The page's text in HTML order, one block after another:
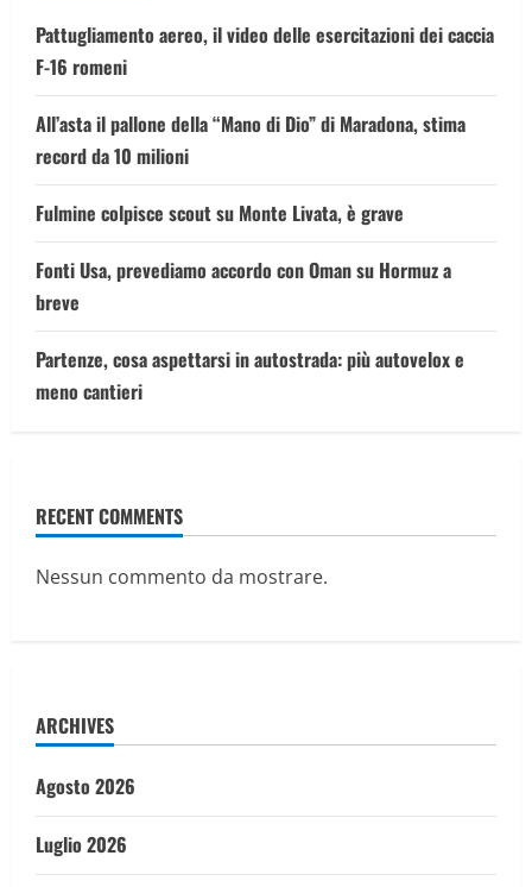
Pattugliamento aereo, il video delle esercitazioni dei caccia
F-16 romeni
All’asta il pallone della “Mano di Dio” di Maradona, stima
record da 10 milioni
Fulmine colpisce scout su Monte Livata, è grave
Fonti Usa, prevediamo accordo con Oman su Hormuz a
breve
Partenze, cosa aspettarsi in autostrada: più autovelox e
meno cantieri
RECENT COMMENTS
Nessun commento da mostrare.
ARCHIVES
Agosto 2026
Luglio 2026